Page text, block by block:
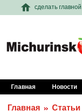
сделать главной
Главная Новости
Главная Статьи